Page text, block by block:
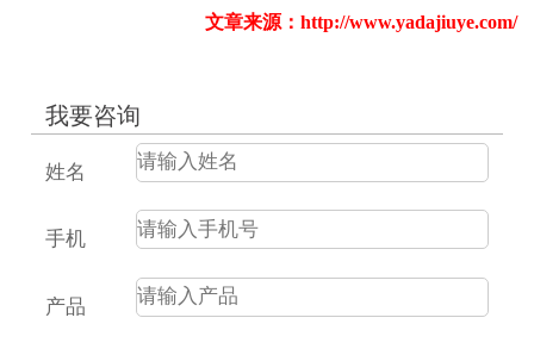
文章来源： http://www.yadajiuye.com/
我要咨询
姓名
手机
产品